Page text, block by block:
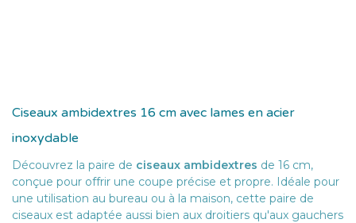
Ciseaux ambidextres 16 cm avec lames en acier
inoxydable
Découvrez la paire de ciseaux ambidextres de 16 cm,
conçue pour offrir une coupe précise et propre. Idéale pour
une utilisation au bureau ou à la maison, cette paire de
ciseaux est adaptée aussi bien aux droitiers qu'aux gauchers